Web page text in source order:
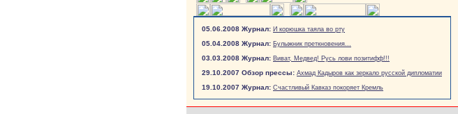
05.06.2008 Журнал: И корюшка таяла во рту
05.04.2008 Журнал: Булыжник преткновения...
03.03.2008 Журнал: Виват, Медвед! Русь лови позитифф!!!
29.10.2007 Обзор прессы: Ахмад Кадыров как зеркало русской дипломатии
19.10.2007 Журнал: Счастливый Кавказ покоряет Кремль